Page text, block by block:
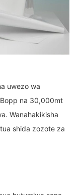
uwezo wa
na 30,000mt
Wanahakikisha
shida zozote za